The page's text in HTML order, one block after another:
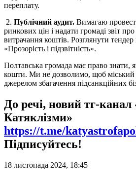
переплату.
2. Публічний аудит. Вимагаю
ринкових цін і надати громаді звіт
витрачання коштів. Розглянути
«Прозорість і підзвітність».
Полтавська громада має право знати,
кошти. Ми не дозволимо, щоб міський
джерелом збагачення підсанкційних
До речі, новий тг-канал
Катяклізми»
https://t.me/
Підписуйтесь!
18 листопада 2024, 18:45